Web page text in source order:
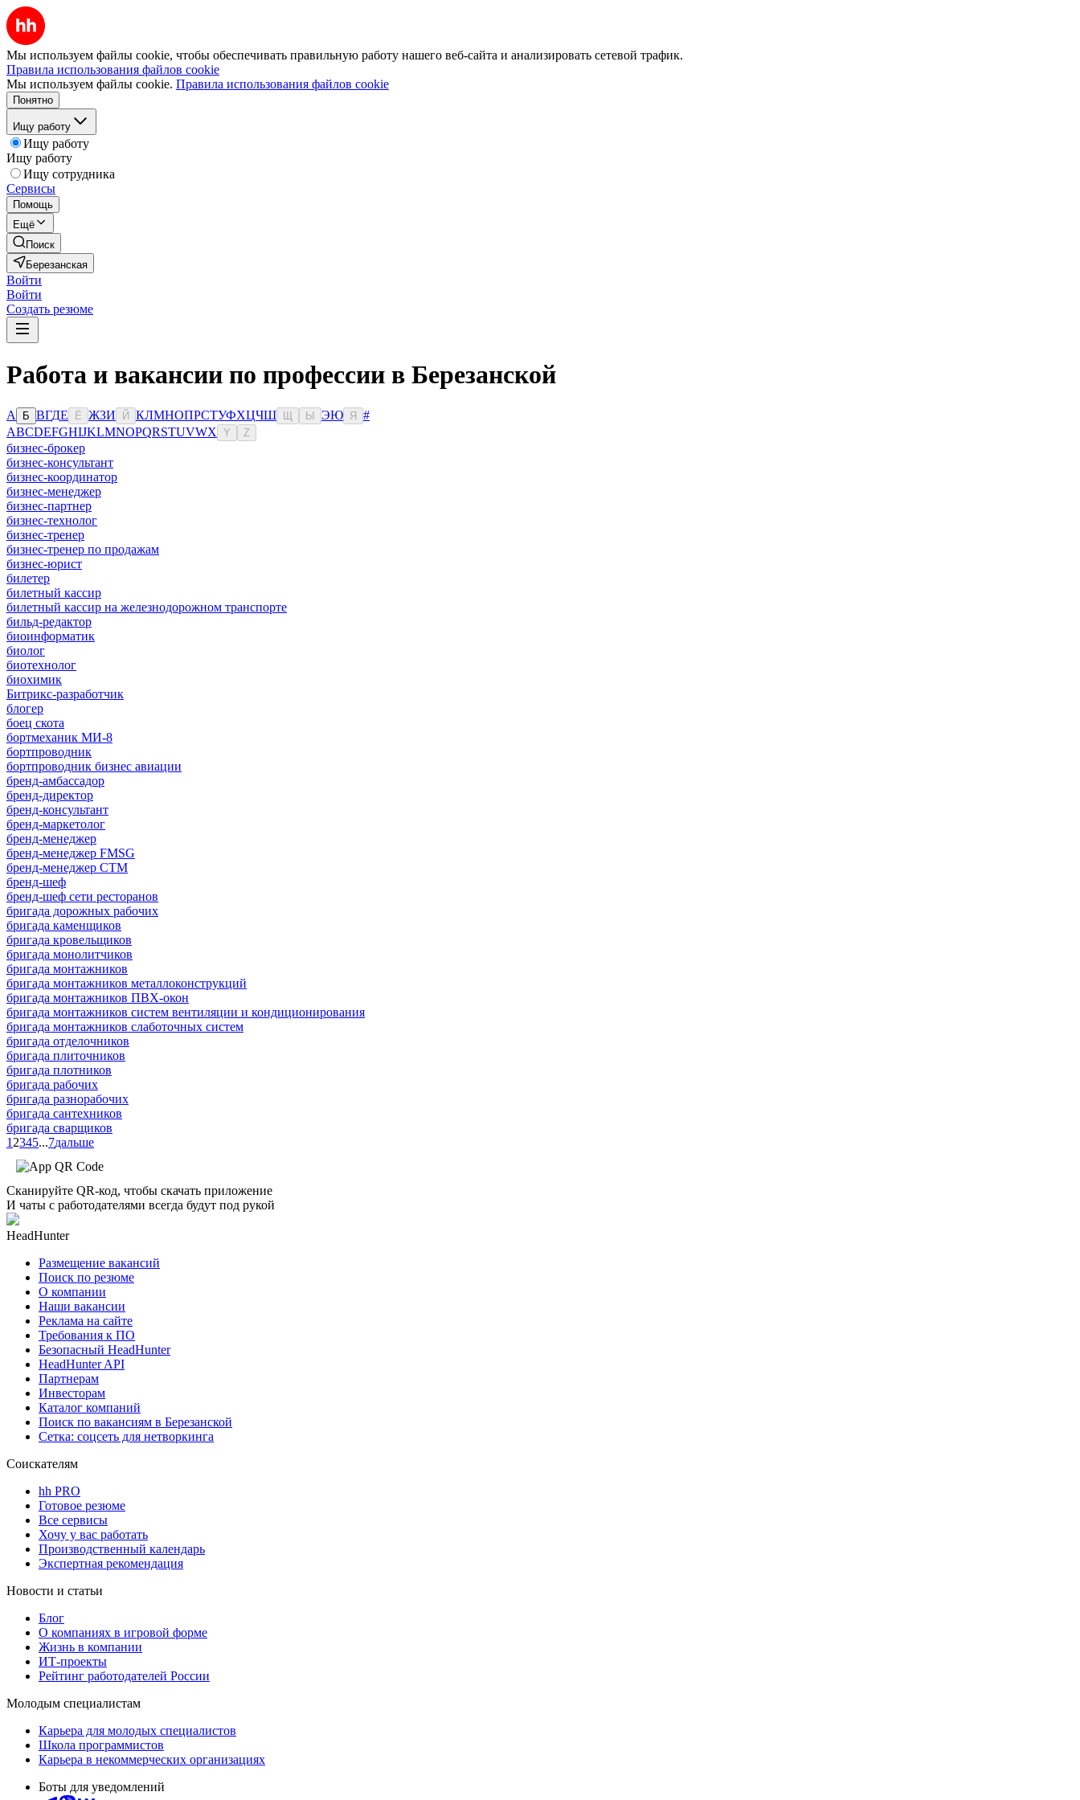
Мы используем файлы cookie, чтобы обеспечивать правильную работу нашего веб-сайта и анализировать сетевой трафик.
Правила использования файлов cookie
Мы используем файлы cookie. Правила использования файлов cookie
Понятно
Ищу работу
Ищу работу
Ищу работу
Ищу сотрудника
Сервисы
Помощь
Ещё
Поиск
Березанская
Войти
Войти
Создать резюме
Работа и вакансии по профессии в Березанской
А Б ВГДЕ Ё ЖЗИ Й КЛМНОПРСТУФХЦЧШ Ы ЭЮ Я
#
ABCDEFGHIJKLMNOPQRSTUVWX Y Z
бизнес-брокер
бизнес-консультант
бизнес-координатор
бизнес-менеджер
бизнес-партнер
бизнес-технолог
бизнес-тренер
бизнес-тренер по продажам
бизнес-юрист
билетер
билетный кассир
билетный кассир на железнодорожном транспорте
бильд-редактор
биоинформатик
биолог
биотехнолог
биохимик
Битрикс-разработчик
блогер
боец скота
бортмеханик МИ-8
бортпроводник
бортпроводник бизнес авиации
бренд-амбассадор
бренд-директор
бренд-консультант
бренд-маркетолог
бренд-менеджер
бренд-менеджер FMSG
бренд-менеджер СТМ
бренд-шеф
бренд-шеф сети ресторанов
бригада дорожных рабочих
бригада каменщиков
бригада кровельщиков
бригада монолитчиков
бригада монтажников
бригада монтажников металлоконструкций
бригада монтажников ПВХ-окон
бригада монтажников систем вентиляции и кондиционирования
бригада монтажников слаботочных систем
бригада отделочников
бригада плиточников
бригада плотников
бригада рабочих
бригада разнорабочих
бригада сантехников
бригада сварщиков
1 2345...7дальше
Сканируйте QR-код, чтобы скачать приложение
И чаты с работодателями всегда будут под рукой
HeadHunter
Размещение вакансий
Поиск по резюме
О компании
Наши вакансии
Реклама на сайте
Требования к ПО
Безопасный HeadHunter
HeadHunter API
Партнерам
Инвесторам
Каталог компаний
Поиск по вакансиям в Березанской
Сетка: соцсеть для нетворкинга
Соискателям
hh PRO
Готовое резюме
Все сервисы
Хочу у вас работать
Производственный календарь
Экспертная рекомендация
Новости и статьи
Блог
О компаниях в игровой форме
Жизнь в компании
ИТ-проекты
Рейтинг работодателей России
Молодым специалистам
Карьера для молодых специалистов
Школа программистов
Карьера в некоммерческих организациях
Боты для уведомлений